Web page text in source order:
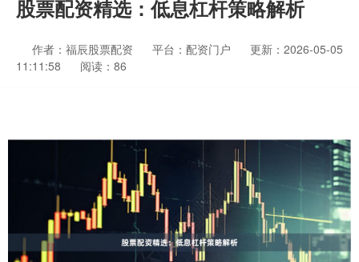
股票配资精选：低息杠杆策略解析
作者：福辰股票配资 平台：配资门户
更新：2026-05-05
11:11:58
阅读：86